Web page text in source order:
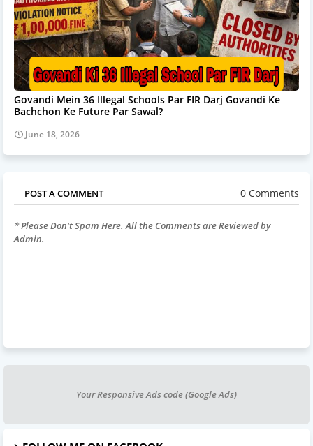
Govandi Mein 36 Illegal Schools Par FIR Darj Govandi Ke
Bachchon Ke Future Par Sawal?
June 18, 2026
POST A COMMENT 0 Comments
* Please Don't Spam Here. All the Comments are Reviewed by
Admin.
Your Responsive Ads code (Google Ads)